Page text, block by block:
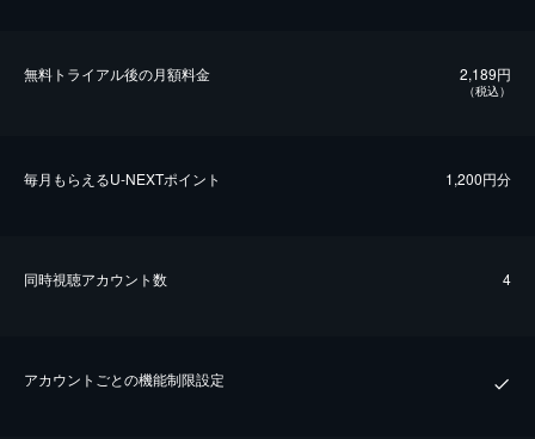
無料トライアル後の⽉額料金 2,189円
（税込）
毎⽉もらえるU-NEXTポイント 1,200円分
同時視聴アカウント数 4
アカウントごとの機能制限設定